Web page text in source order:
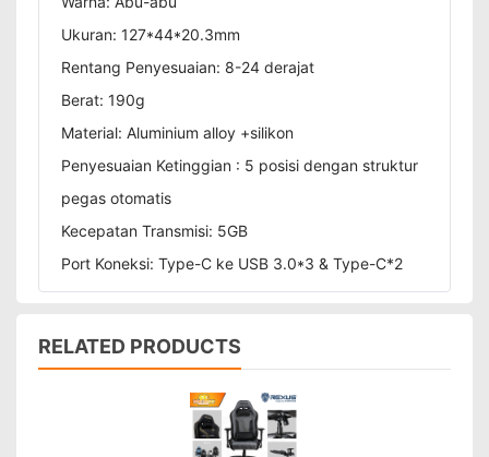
Ukuran: 127*44*20.3mm
Rentang Penyesuaian: 8-24 derajat
Berat: 190g
Material: Aluminium alloy +silikon
Penyesuaian Ketinggian : 5 posisi dengan struktur
pegas otomatis
Kecepatan Transmisi: 5GB
Port Koneksi: Type-C ke USB 3.0*3 & Type-C*2
RELATED PRODUCTS